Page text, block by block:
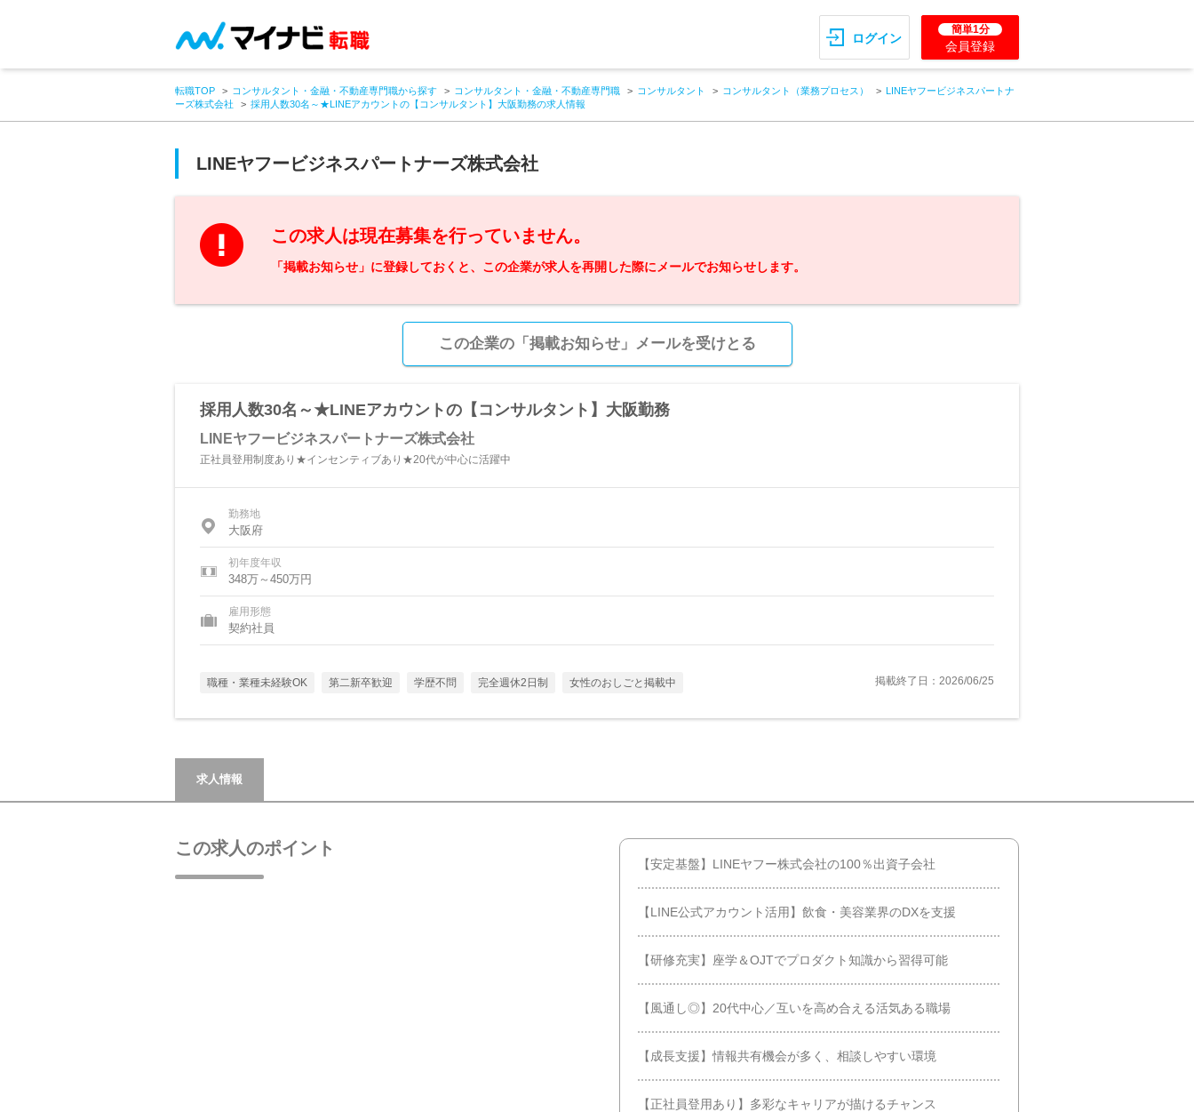
ログイン
簡単1分
会員登録
転職TOP コンサルタント・金融・不動産専門職から探す コンサルタント・金融・不動産専門職 コンサルタント コンサルタント（業務プロセス）
LINEヤフービジネスパートナ
ーズ株式会社
採用人数30名～★LINEアカウントの【コンサルタント】大阪勤務の求人情報
LINEヤフービジネスパートナーズ株式会社
この求人は現在募集を行っていません。
「掲載お知らせ」に登録しておくと、この企業が求人を再開した際にメールでお知らせします。
この企業の「掲載お知らせ」メールを受けとる
採用人数30名～★LINEアカウントの【コンサルタント】大阪勤務
LINEヤフービジネスパートナーズ株式会社
正社員登用制度あり★インセンティブあり★20代が中心に活躍中
勤務地
大阪府
初年度年収
348万～450万円
雇用形態
契約社員
職種・業種未経験OK 第二新卒歓迎 学歴不問 完全週休2日制 女性のおしごと掲載中 掲載終了日：2026/06/25
求人情報
この求人のポイント
【安定基盤】LINEヤフー株式会社の100％出資子会社
【LINE公式アカウント活用】飲食・美容業界のDXを支援
【研修充実】座学＆OJTでプロダクト知識から習得可能
【風通し◎】20代中心／互いを高め合える活気ある職場
【成長支援】情報共有機会が多く、相談しやすい環境
【正社員登用あり】多彩なキャリアが描けるチャンス